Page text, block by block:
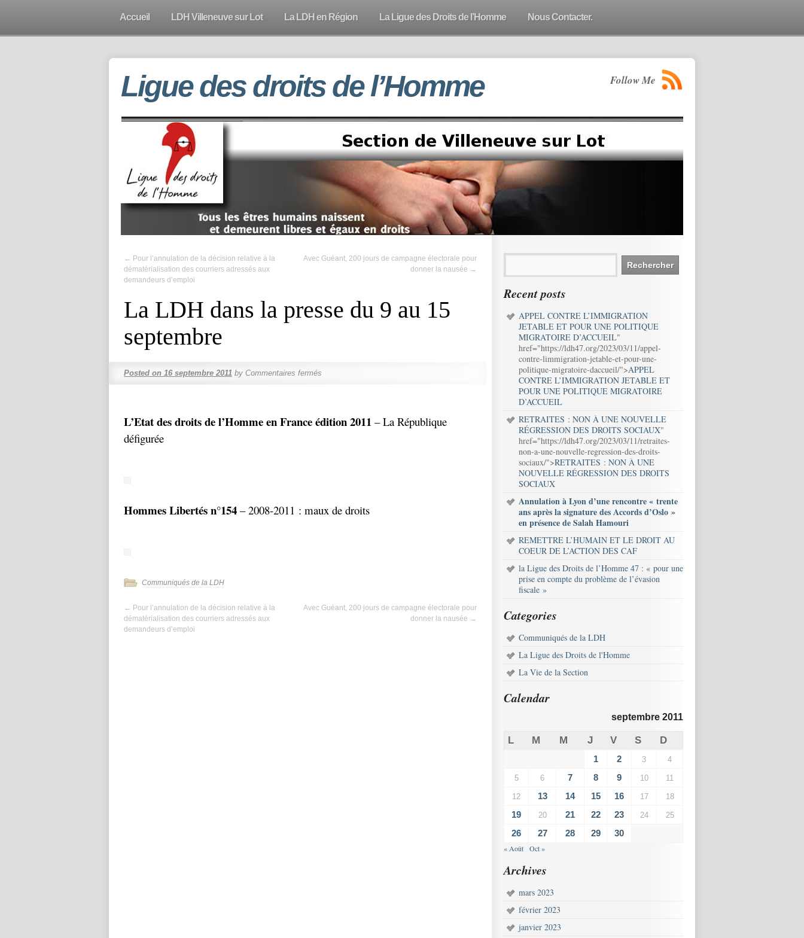
Accueil LDH Villeneuve sur Lot La LDH en Région La Ligue des Droits de l’Homme Nous Contacter.
Ligue des droits de l’Homme Follow Me
← Pour l’annulation de la décision relative à la
dématérialisation des courriers adressés aux
demandeurs d’emploi
Avec Guéant, 200 jours de campagne électorale pour
donner la nausée →
La LDH dans la presse du 9 au 15
septembre
Posted on 16 septembre 2011 by Commentaires fermés
L’Etat des droits de l’Homme en France édition 2011 – La République
défigurée
Hommes Libertés n°154 – 2008-2011 : maux de droits
Communiqués de la LDH
← Pour l’annulation de la décision relative à la
dématérialisation des courriers adressés aux
demandeurs d’emploi
Avec Guéant, 200 jours de campagne électorale pour
donner la nausée →
Recent posts
APPEL CONTRE L’IMMIGRATION
JETABLE ET POUR UNE POLITIQUE
MIGRATOIRE D’ACCUEIL"
href="https://ldh47.org/2023/03/11/appel-
contre-limmigration-jetable-et-pour-une-
politique-migratoire-daccueil/">APPEL
CONTRE L’IMMIGRATION JETABLE ET
POUR UNE POLITIQUE MIGRATOIRE
D’ACCUEIL
RETRAITES : NON À UNE NOUVELLE
RÉGRESSION DES DROITS SOCIAUX"
href="https://ldh47.org/2023/03/11/retraites-
non-a-une-nouvelle-regression-des-droits-
sociaux/">RETRAITES : NON À UNE
NOUVELLE RÉGRESSION DES DROITS
SOCIAUX
Annulation à Lyon d’une rencontre « trente
ans après la signature des Accords d’Oslo »
en présence de Salah Hamouri
REMETTRE L’HUMAIN ET LE DROIT AU
COEUR DE L’ACTION DES CAF
la Ligue des Droits de l’Homme 47 : « pour une
prise en compte du problème de l’évasion
fiscale »
Categories
Communiqués de la LDH
La Ligue des Droits de l'Homme
La Vie de la Section
Calendar
septembre 2011
L M M J V S D
1 2 3 4
5 6 7 8 9 10 11
12 13 14 15 16 17 18
19 20 21 22 23 24 25
26 27 28 29 30
« Août Oct »
Archives
mars 2023
février 2023
janvier 2023